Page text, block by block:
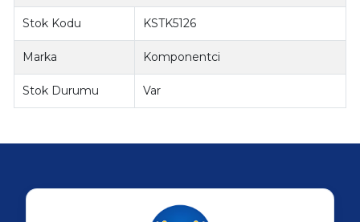
Stok Kodu KSTK5126
Marka Komponentci
Stok Durumu Var